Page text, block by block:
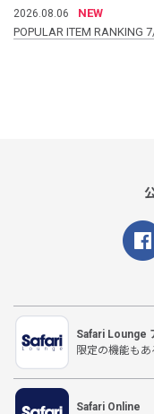
2026.08.06
NEW
POPULAR ITEM RANKING
Safari Lounge
限定の機能も
Safari Online